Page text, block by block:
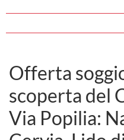
Offerta
scoperta del
Via Popilia: